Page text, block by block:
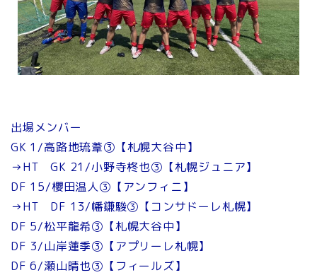
出場メンバー
GK 1/高路地琉葦③【札幌大谷中】
→HT GK 21/小野寺柊也③【札幌ジュニア】
DF 15/櫻田温人③【アンフィニ】
→HT DF 13/幡鎌駿③【コンサドーレ札幌】
DF 5/松平龍希③【札幌大谷中】
DF 3/山岸蓮季③【アプリーレ札幌】
DF 6/瀬山晴也③【フィールズ】